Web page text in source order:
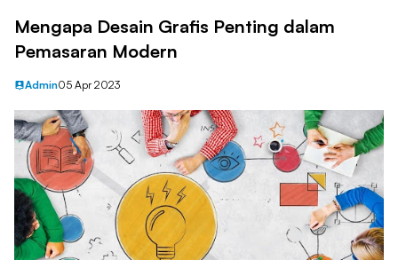
Mengapa Desain Grafis Penting dalam
Pemasaran Modern
Admin05 Apr 2023